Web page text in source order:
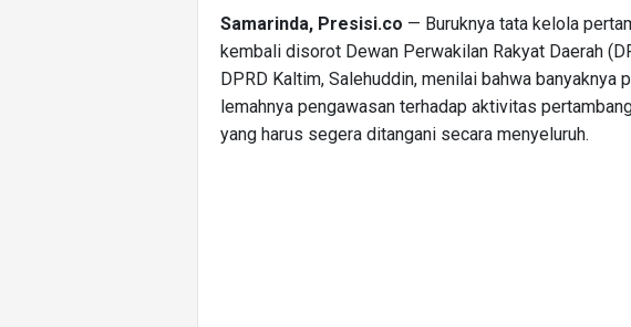
Samarinda, Presisi.co — Buruknya tata kelola
kembali disorot Dewan Perwakilan Rakyat Daerah
DPRD Kaltim, Salehuddin, menilai bahwa banyaknya
lemahnya pengawasan terhadap aktivitas
yang harus segera ditangani secara menyeluruh.